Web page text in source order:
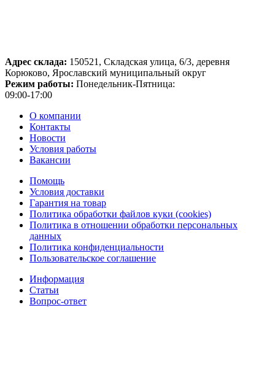
Адрес склада: 150521, Складская улица, 6/3, деревня
Корюково, Ярославский муниципальный округ
Режим работы: Понедельник-Пятница:
09:00-17:00
О компании
Контакты
Новости
Условия работы
Вакансии
Помощь
Условия доставки
Гарантия на товар
Политика обработки файлов куки (cookies)
Политика в отношении обработки персональных
данных
Политика конфиденциальности
Пользовательское соглашение
Информация
Статьи
Вопрос-ответ